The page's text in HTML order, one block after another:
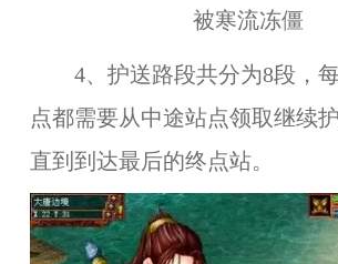
被寒流冻僵
4、护送路段共分为8段，每
点都需要从中途站点领取继续
直到到达最后的终点站。